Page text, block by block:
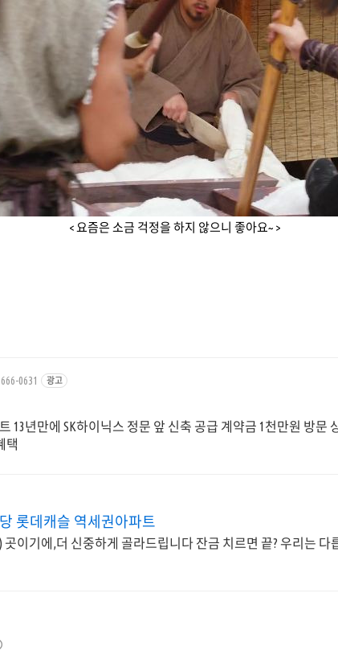
< 요즘은 소금 걱정을 하지 않으니 좋아요~ >
0631 광고
13년만에 SK하이닉스 정문 앞 신축 공급 계약금 1천만원 방문
택
롯데캐슬 역세권아파트
곳이기에,더 신중하게 골라드립니다 잔금 치르면 끝? 우리는 다